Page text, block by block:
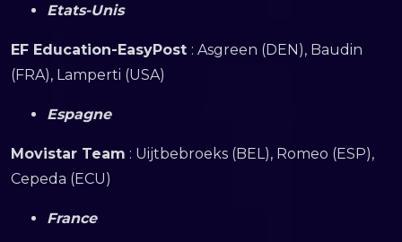
Etats-Unis
EF Education-EasyPost : Asgreen (DEN), Baudin
(FRA), Lamperti (USA)
Espagne
Movistar Team : Uijtbebroeks (BEL), Romeo (ESP),
Cepeda (ECU)
France